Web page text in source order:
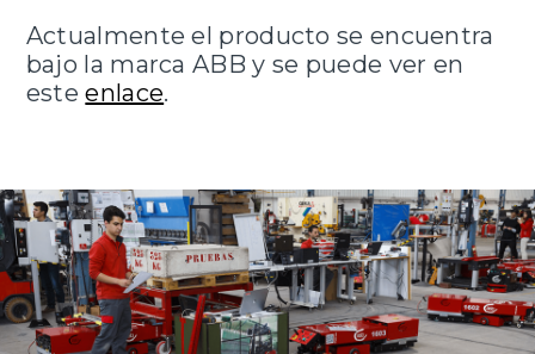
Actualmente el producto se encuentra
bajo la marca ABB y se puede ver en
esteenlace.